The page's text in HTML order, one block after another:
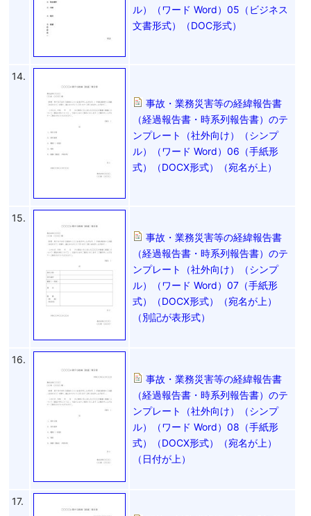
ル）（ワード Word）05（ビジネス
文書形式）（DOC形式）
14.
事故・業務災害等の経緯報告書
（経過報告書・時系列報告書）のテ
ンプレート（社外向け）（シンプ
ル）（ワード Word）06（手紙形
式）（DOCX形式）（宛名が上）
15.
事故・業務災害等の経緯報告書
（経過報告書・時系列報告書）のテ
ンプレート（社外向け）（シンプ
ル）（ワード Word）07（手紙形
式）（DOCX形式）（宛名が上）
（別記が表形式）
16.
事故・業務災害等の経緯報告書
（経過報告書・時系列報告書）のテ
ンプレート（社外向け）（シンプ
ル）（ワード Word）08（手紙形
式）（DOCX形式）（宛名が上）
（日付が上）
17.